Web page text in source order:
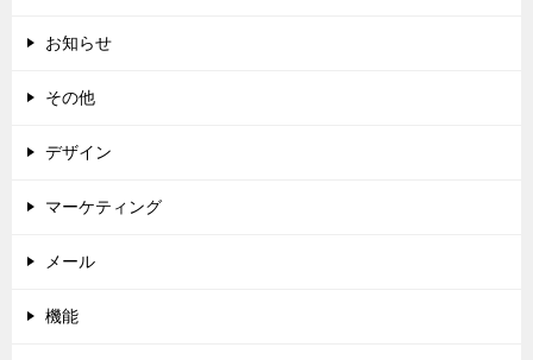
お知らせ
その他
デザイン
マーケティング
メール
機能